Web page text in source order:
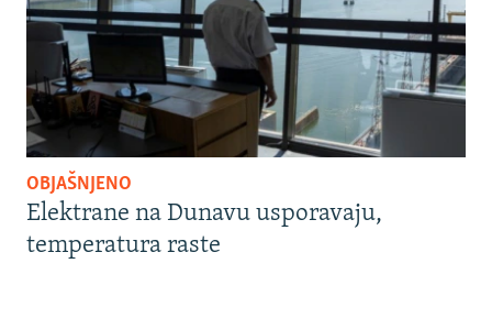
OBJAŠNJENO
Elektrane na Dunavu usporavaju,
temperatura raste